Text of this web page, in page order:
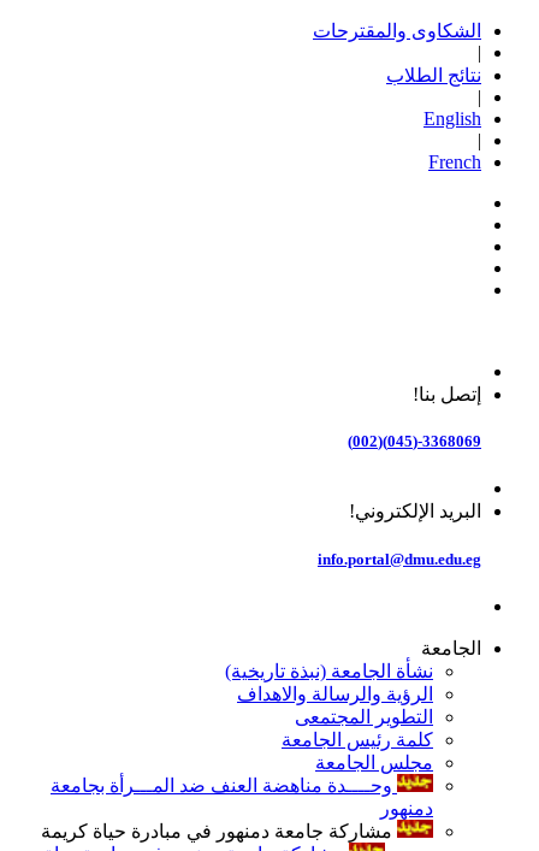
الشكاوى والمقترحات
|
نتائج الطلاب
|
English
|
French
إتصل بنا!
3368069-(045)(002)
البريد الإلكتروني!
info.portal@dmu.edu.eg
الجامعة
نشأة الجامعة (نبذة تاريخية)
الرؤية والرسالة والاهداف
التطوير المجتمعى
كلمة رئيس الجامعة
مجلس الجامعة
وحــــدة مناهضة العنف ضد المـــرأة بجامعة
دمنهور
مشاركة جامعة دمنهور في مبادرة حياة كريمة